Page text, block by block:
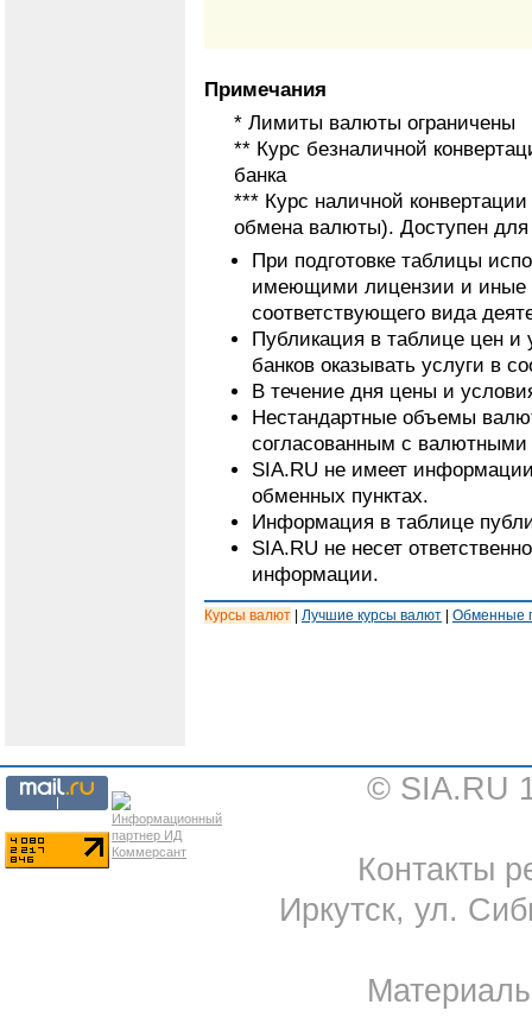
Примечания
* Лимиты валюты ограничены
** Курс безналичной
банка
*** Курс наличной
обмена валюты). Доступен для
При подготовке таблицы
имеющими лицензии и иные
соответствующего вида
Публикация в таблице цен и
банков оказывать услуги в
В течение дня цены и
Нестандартные объемы
согласованным с валютными
SIA.RU не имеет
обменных пунктах.
Информация в таблице
SIA.RU не несет
информации.
Курсы валют Лучшие курсы валют Обменные
© SIA.RU
Контакты
Иркутск, ул.